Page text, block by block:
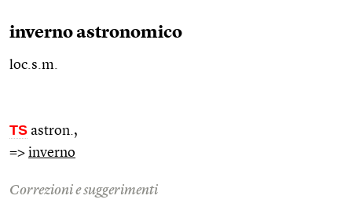
inverno astronomico
loc.s.m.
TS astron. ,
=> inverno
Correzioni e suggerimenti